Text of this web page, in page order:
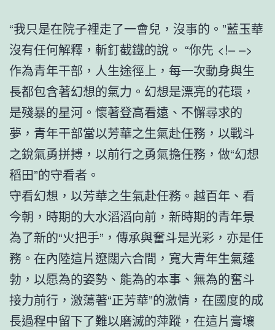
“我只是在院子裡走了一會兒，沒事的。”藍玉華
沒有任何解釋，斬釘截鐵的說。 “你先 <!– –>
作為青年干部，人生途徑上，每一次動身與生
長都包含著幻想的氣力。幻想是漂亮的花環，
是殘暴的星河。懷著登高看遠、不懈尋求的
夢，青年干部當以芳華之生氣赴任務，以戰斗
之銳氣勇拼搏，以前行之勇氣擔任務，做“幻想
稻田”的守看者。
守看幻想，以芳華之生氣赴任務。越百年、看
今朝，時期的大水滔滔向前，新時期的青年景
為了新的“火把手”，傳承與奮斗是光彩，亦是任
務。在內陸這片遼闊六合間，寬大青年生氣蓬
勃，以愿為的姿勢、能為的本事、無為的奮斗
接力前行，激蕩著“正芳華”的激情，在國度的成
長過程中留下了難以磨滅的萍蹤，在這片膏壤